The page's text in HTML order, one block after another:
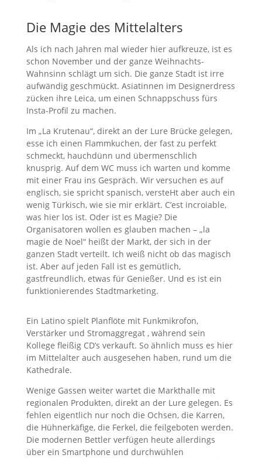
Die Magie des Mittelalters
Als ich nach Jahren mal wieder hier aufkreuze, ist es
schon November und der ganze Weihnachts-
Wahnsinn schlägt um sich. Die ganze Stadt ist irre
aufwändig geschmückt. Asiatinnen im Designerdress
zücken ihre Leica, um einen Schnappschuss fürs
Insta-Profil zu machen.
Im „La Krutenau“, direkt an der Lure Brücke gelegen,
esse ich einen Flammkuchen, der fast zu perfekt
schmeckt, hauchdünn und übermenschlich
knusprig. Auf dem WC muss ich warten und komme
mit einer Frau ins Gespräch. Wir versuchen es auf
englisch, sie spricht spanisch, versteHt aber auch ein
wenig Türkisch, wie sie mir erklärt. C’est incroiable,
was hier los ist. Oder ist es Magie? Die
Organisatoren wollen es glauben machen – „la
magie de Noel“ heißt der Markt, der sich in der
ganzen Stadt verteilt. Ich weiß nicht ob das magisch
ist. Aber auf jeden Fall ist es gemütlich,
gastfreundlich, etwas für Genießer. Und es ist ein
funktionierendes Stadtmarketing.
Ein Latino spielt Planflöte mit Funkmikrofon,
Verstärker und Stromaggregat , während sein
Kollege fleißig CD’s verkauft. So ähnlich muss es hier
im Mittelalter auch ausgesehen haben, rund um die
Kathedrale.
Wenige Gassen weiter wartet die Markthalle mit
regionalen Produkten, direkt an der Lure gelegen. Es
fehlen eigentlich nur noch die Ochsen, die Karren,
die Hühnerkäfige, die Ferkel, die feilgeboten werden.
Die modernen Bettler verfügen heute allerdings
über ein Smartphone und durchwühlen